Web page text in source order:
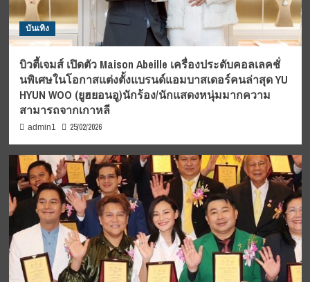
บันเทิง
บิวตี้เจมส์ เปิดตัว Maison Abeille เครื่องประดับคอลเลคชั่
นพิเศษในโอกาสแต่งตั้งแบรนด์แอมบาสเดอร์คนล่าสุด YU
HYUN WOO (ยูฮยอนอู)นักร้อง/นักแสดงหนุ่มมากความ
สามารถจากเกาหลี
admin1 25/02/2026